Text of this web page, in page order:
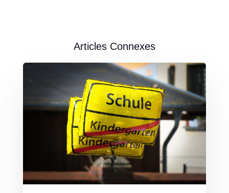
Articles Connexes